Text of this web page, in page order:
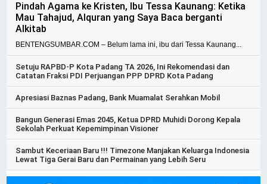
Pindah Agama ke Kristen, Ibu Tessa Kaunang: Ketika
Mau Tahajud, Alquran yang Saya Baca berganti
Alkitab
BENTENGSUMBAR.COM – Belum lama ini, ibu dari Tessa Kaunang...
Setuju RAPBD-P Kota Padang TA 2026, Ini Rekomendasi dan
Catatan Fraksi PDI Perjuangan PPP DPRD Kota Padang
Apresiasi Baznas Padang, Bank Muamalat Serahkan Mobil
Bangun Generasi Emas 2045, Ketua DPRD Muhidi Dorong Kepala
Sekolah Perkuat Kepemimpinan Visioner
Sambut Keceriaan Baru !!! Timezone Manjakan Keluarga Indonesia
Lewat Tiga Gerai Baru dan Permainan yang Lebih Seru